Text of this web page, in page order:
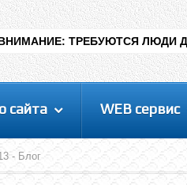
вам необходимо
на сайте под своим
либо пройти регистрацию.
ТРЕБУЮТСЯ ЛЮДИ ДЛЯ
сайта WEB сервис
- Блог